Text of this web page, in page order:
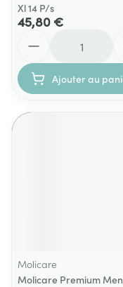
Xl 14 P/s
45,80 €
Ajouter au
Molicare
Molicare Premium